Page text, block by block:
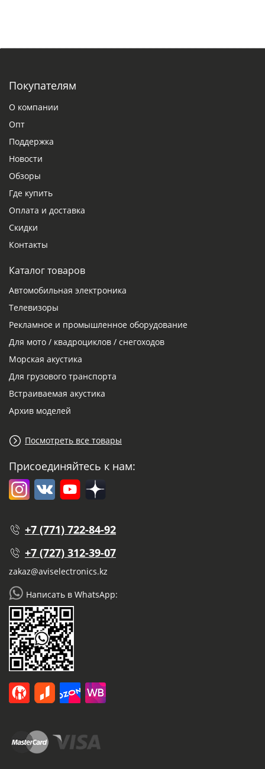
Покупателям
О компании
Опт
Поддержка
Новости
Обзоры
Где купить
Оплата и доставка
Скидки
Контакты
Каталог товаров
Автомобильная электроника
Телевизоры
Рекламное и промышленное оборудование
Для мото / квадроциклов / снегоходов
Морская акустика
Для грузового транспорта
Встраиваемая акустика
Архив моделей
Посмотреть все товары
Присоединяйтесь к нам:
+7 (771) 722-84-92
+7 (727) 312-39-07
zakaz@aviselectronics.kz
Написать в WhatsApp: